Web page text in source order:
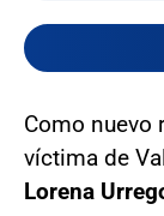
Como nuevo
víctima de
Lorena